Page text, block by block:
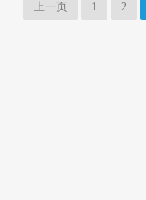
上一页 1 2